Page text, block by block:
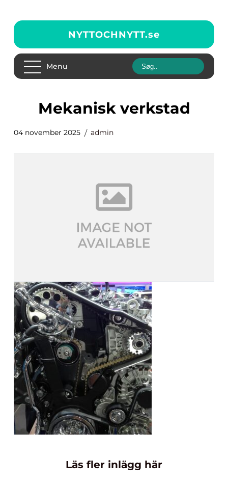
NYTTOCHNYTT.se
Menu
mekanisk verkstad
04 november 2025 admin
Läs fler inlägg här